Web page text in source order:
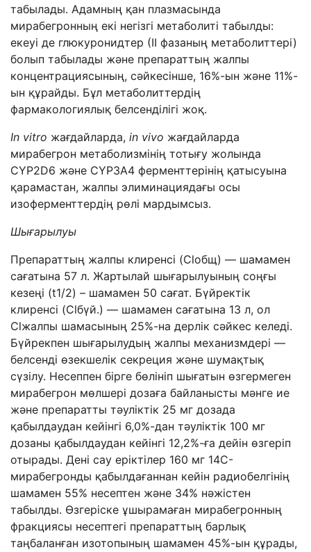
табылады. Адамның қан плазмасында
мирабегронның екі негізгі метаболиті табылды:
екеуі де глюкуронидтер (ІІ фазаның метаболиттері)
болып табылады және препараттың жалпы
концентрациясының, сәйкесінше, 16%-ын және 11%-
ын құрайды. Бұл метаболиттердің
фармакологиялық белсенділігі жоқ.
Іn vitro жағдайларда, in vivo жағдайларда
мирабегрон метаболизмінің тотығу жолында
CYP2D6 және CYP3A4 ферменттерінің қатысуына
қарамастан, жалпы элиминациядағы осы
изоферменттердің рөлі мардымсыз.
Шығарылуы
Препараттың жалпы клиренсі (Clобщ) — шамамен
сағатына 57 л. Жартылай шығарылуының соңғы
кезеңі (t1/2) – шамамен 50 сағат. Бүйректік
клиренсі (Clбүй.) — шамамен сағатына 13 л, ол
Clжалпы шамасының 25%-на дерлік сәйкес келеді.
Бүйрекпен шығарылудың жалпы механизмдері —
белсенді өзекшелік секреция және шумақтық
сүзілу. Несеппен бірге бөлініп шығатын өзгермеген
мирабегрон мөлшері дозаға байланысты мәнге ие
және препаратты тәуліктік 25 мг дозада
қабылдаудан кейінгі 6,0%-дан тәуліктік 100 мг
дозаны қабылдаудан кейінгі 12,2%-ға дейін өзгеріп
отырады. Дені сау еріктілер 160 мг 14C-
мирабегронды қабылдағаннан кейін радиобелгінің
шамамен 55% несептен және 34% нәжістен
табылды. Өзгеріске ұшырамаған мирабегронның
фракциясы несептегі препараттың барлық
таңбаланған изотопының шамамен 45%-ын құрады,